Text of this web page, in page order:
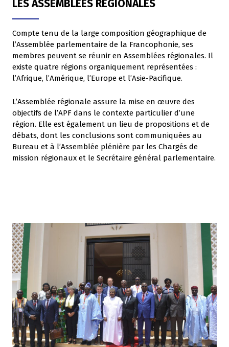
LES ASSEMBLEES REGIONALES
Compte tenu de la large composition géographique de
l’Assemblée parlementaire de la Francophonie, ses
membres peuvent se réunir en Assemblées régionales. Il
existe quatre régions organiquement représentées :
l’Afrique, l’Amérique, l’Europe et l’Asie-Pacifique.
L’Assemblée régionale assure la mise en œuvre des
objectifs de l’APF dans le contexte particulier d’une
région. Elle est également un lieu de propositions et de
débats, dont les conclusions sont communiquées au
Bureau et à l’Assemblée plénière par les Chargés de
mission régionaux et le Secrétaire général parlementaire.